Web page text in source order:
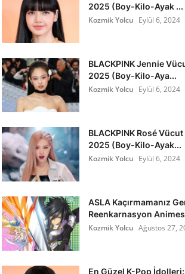
2025 (Boy-Kilo-Ayak ...
Kozmik Yolcu Eylül 6, 2024
BLACKPINK Jennie
2025 (Boy-Kilo-Aya...
Kozmik Yolcu Eylül 6, 2024
BLACKPINK Rosé
2025 (Boy-Kilo-Ayak...
Kozmik Yolcu Eylül 6, 2024
ASLA Kaçırmamanız
Reenkarnasyon
Kozmik Yolcu Ağustos 27,
En Güzel K-Pop